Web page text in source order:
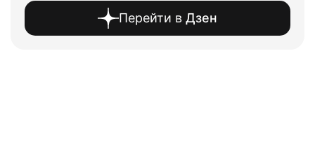
Перейти в Дзен